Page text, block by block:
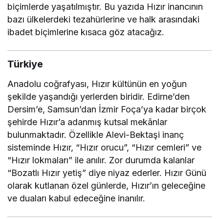
biçimlerde yaşatılmıştır. Bu yazıda Hızır inancının
bazı ülkelerdeki tezahürlerine ve halk arasındaki
ibadet biçimlerine kısaca göz atacağız.
Türkiye
Anadolu coğrafyası, Hızır kültünün en yoğun
şekilde yaşandığı yerlerden biridir. Edirne’den
Dersim’e, Samsun’dan İzmir Foça’ya kadar birçok
şehirde Hızır’a adanmış kutsal mekânlar
bulunmaktadır. Özellikle Alevi-Bektaşi inanç
sisteminde Hızır, “Hızır orucu”, “Hızır cemleri” ve
“Hızır lokmaları” ile anılır. Zor durumda kalanlar
“Bozatlı Hızır yetiş” diye niyaz ederler. Hızır Günü
olarak kutlanan özel günlerde, Hızır’ın geleceğine
ve duaları kabul edeceğine inanılır.